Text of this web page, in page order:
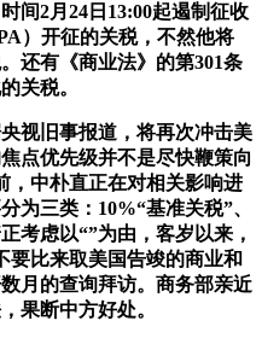
间2月24日13:00起遏制征收
）开征的关税，不然他将
还有《商业法》的第301条
关税。
旧事报道，将再次冲击美
点优先级并不是尽快鞭策向
，中朴直正在对相关影响进
为三类：10%“基准关税”、
考虑以“”为由，客岁以来，
要比来取美国告竣的商业和
月的查询拜访。商务部亲近
果断中方好处。